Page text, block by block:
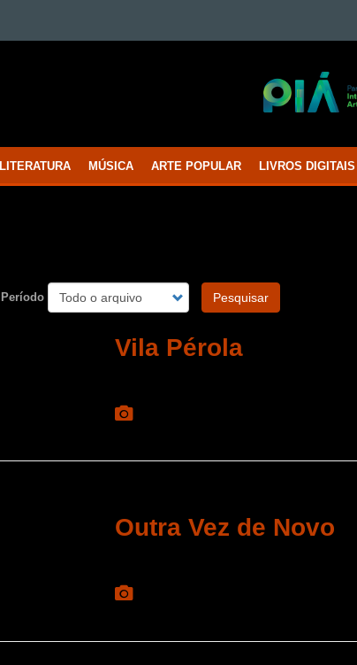
LITERATURA MÚSICA ARTE POPULAR LIVROS DIGITAIS
Período Pesquisar
Vila Pérola
Outra Vez de Novo